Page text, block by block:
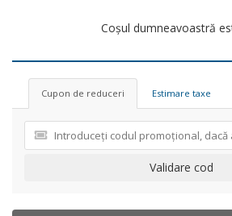
Coșul dumneavoastră
Cupon de reduceri Estimare taxe
Validare cod